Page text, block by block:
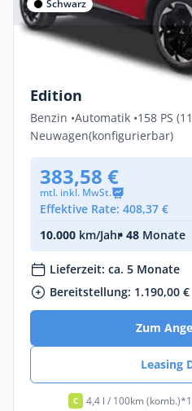
Schwarz
Privat & Gewerbe
Mitsubishi ASX
Edition
Benzin •Automatik •158 PS
Neuwagen(konfigurierbar)
383,58 €
mtl. inkl. MwSt.
Effektive Rate: 408,37 €
10.000 km/Jahr• 48 Monate
Lieferzeit: ca. 5 Monate
Bereitstellung: 1.190,00 €
Zum
Leasing
C 4,4 l / 100km (komb.)*